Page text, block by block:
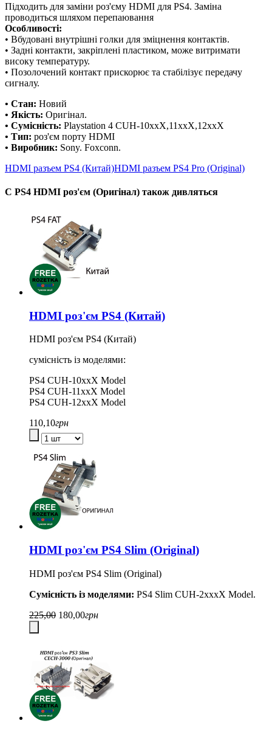
Підходить для заміни роз'єму HDMI для PS4. Заміна
проводиться шляхом перепаювання
Особливості:
• Вбудовані внутрішні голки для зміцнення контактів.
• Задні контакти, закріплені пластиком, може витримати
високу температуру.
• Позолочений контакт прискорює та стабілізує передачу
сигналу.
• Стан: Новий
• Якість: Оригінал.
• Сумісність: Playstation 4 CUH-10xxX,11xxX,12xxX
• Тип: роз'єм порту HDMI
• Виробник: Sony. Foxconn.
HDMI разъем PS4 (Китай)HDMI разъем PS4 Pro (Original)
С PS4 HDMI роз'єм (Оригінал) також дивляться
HDMI роз'єм PS4 (Китай)
HDMI роз'єм PS4 (Китай)
сумісність із моделями:
PS4 CUH-10xxX Model
PS4 CUH-11xxX Model
PS4 CUH-12xxX Model
110,10грн
HDMI роз'єм PS4 Slim (Original)
HDMI роз'єм PS4 Slim (Original)
Сумісність із моделями: PS4 Slim CUH-2xxxX Model.
225,00 180,00грн